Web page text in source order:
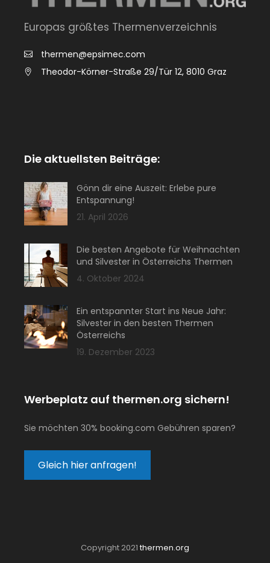
Europas größtes Thermenverzeichnis
thermen@epsimec.com
Theodor-Körner-Straße 29/Tür 12, 8010 Graz
Die aktuellsten Beiträge:
Gönn dir eine Auszeit: Erlebe pure
Entspannung!
21. April 2026
Die besten Angebote für Weihnachten
und Silvester in Österreichs Thermen
4. Oktober 2024
Ein entspannter Start ins Neue Jahr:
Silvester in den besten Thermen
Österreichs
19. Dezember 2023
Werbeplatz auf thermen.org sichern!
Sie möchten 30% booking.com Gebühren sparen?
Gleich hier anfragen!
Copyright 2021thermen.org